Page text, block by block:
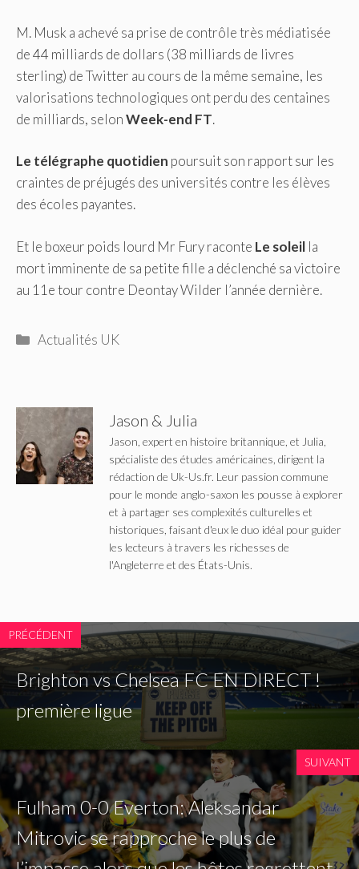
M. Musk a achevé sa prise de contrôle très médiatisée
de 44 milliards de dollars (38 milliards de livres
sterling) de Twitter au cours de la même semaine, les
valorisations technologiques ont perdu des centaines
de milliards, selonWeek-end FT.
Le télégraphe quotidien poursuit son rapport sur les
craintes de préjugés des universités contre les élèves
des écoles payantes.
Et le boxeur poids lourd Mr Fury raconte Le soleil la
mort imminente de sa petite fille a déclenché sa victoire
au 11e tour contre Deontay Wilder l’année dernière.
Catégories
Actualités UK
Jason & Julia
Jason, expert en histoire britannique, et Julia,
spécialiste des études américaines, dirigent la
rédaction de Uk-Us.fr. Leur passion commune
pour le monde anglo-saxon les pousse à explorer
et à partager ses complexités culturelles et
historiques, faisant d'eux le duo idéal pour guider
les lecteurs à travers les richesses de
l'Angleterre et des États-Unis.
PRÉCÉDENT
Brighton vs Chelsea FC EN DIRECT !
première ligue
SUIVANT
Fulham 0-0 Everton: Aleksandar
Mitrovic se rapproche le plus de